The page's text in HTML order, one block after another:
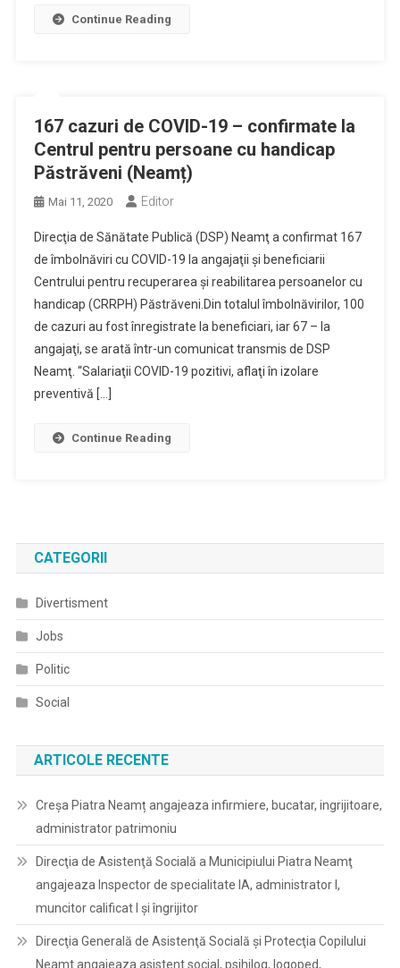
Continue Reading
167 cazuri de COVID-19 – confirmate la
Centrul pentru persoane cu handicap
Păstrăveni (Neamț)
Mai 11, 2020 Editor
Direcţia de Sănătate Publică (DSP) Neamţ a confirmat 167
de îmbolnăviri cu COVID-19 la angajaţii şi beneficiarii
Centrului pentru recuperarea şi reabilitarea persoanelor cu
handicap (CRRPH) Păstrăveni.Din totalul îmbolnăvirilor, 100
de cazuri au fost înregistrate la beneficiari, iar 67 – la
angajaţi, se arată într-un comunicat transmis de DSP
Neamţ. “Salariaţii COVID-19 pozitivi, aflaţi în izolare
preventivă […]
Continue Reading
CATEGORII
Divertisment
Jobs
Politic
Social
ARTICOLE RECENTE
Creșa Piatra Neamț angajeaza infirmiere, bucatar, ingrijitoare,
administrator patrimoniu
Direcţia de Asistenţă Socială a Municipiului Piatra Neamţ
angajeaza Inspector de specialitate IA, administrator I,
muncitor calificat I și îngrijitor
Direcţia Generală de Asistenţă Socială şi Protecţia Copilului
Neamt angajeaza asistent social, psihilog, logoped,